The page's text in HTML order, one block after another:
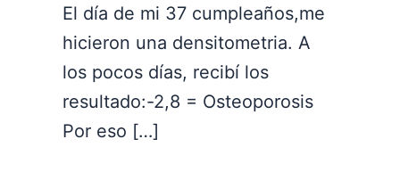
El día de mi 37 cumpleaños,me
hicieron una densitometria. A
los pocos días, recibí los
resultado:-2,8 = Osteoporosis
Por eso […]